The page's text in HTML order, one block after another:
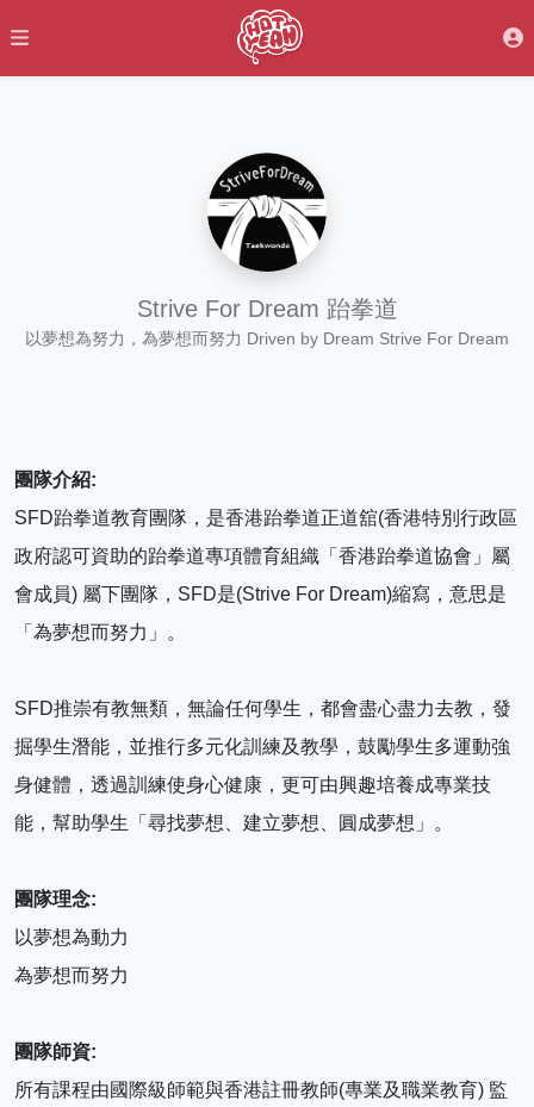
Strive For Dream 跆拳道
以夢想為努力，為夢想而努力 Driven by Dream Strive For Dream
團隊介紹:
SFD跆拳道教育團隊，是香港跆拳道正道舘(香港特別行政區
政府認可資助的跆拳道專項體育組織「香港跆拳道協會」屬
會成員) 屬下團隊，SFD是(Strive For Dream)縮寫，意思是
「為夢想而努力」。
SFD推崇有教無類，無論任何學生，都會盡心盡力去教，發
掘學生潛能，並推行多元化訓練及教學，鼓勵學生多運動強
身健體，透過訓練使身心健康，更可由興趣培養成專業技
能，幫助學生「尋找夢想、建立夢想、圓成夢想」。
團隊理念:
以夢想為動力
為夢想而努力
團隊師資:
所有課程由國際級師範與香港註冊教師(專業及職業教育) 監